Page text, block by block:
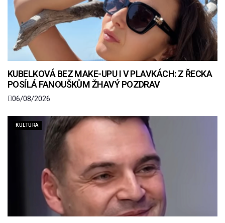
KUBELKOVÁ BEZ MAKE-UPU I V PLAVKÁCH: Z ŘECKA
POSÍLÁ FANOUŠKŮM ŽHAVÝ POZDRAV
06/08/2026
KULTURA